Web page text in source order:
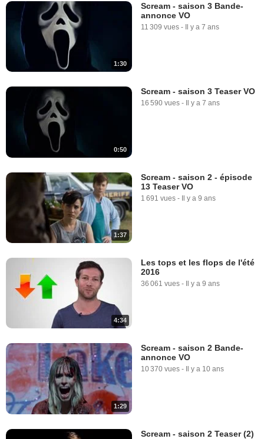
1:30
Scream - saison 3 Bande-
annonce VO
11 309 vues - Il y a 7 ans
0:50
Scream - saison 3 Teaser VO
16 590 vues - Il y a 7 ans
1:37
Scream - saison 2 - épisode
13 Teaser VO
1 691 vues - Il y a 9 ans
4:34
Les tops et les flops de l'été
2016
36 061 vues - Il y a 9 ans
1:29
Scream - saison 2 Bande-
annonce VO
10 370 vues - Il y a 10 ans
Scream - saison 2 Teaser (2)